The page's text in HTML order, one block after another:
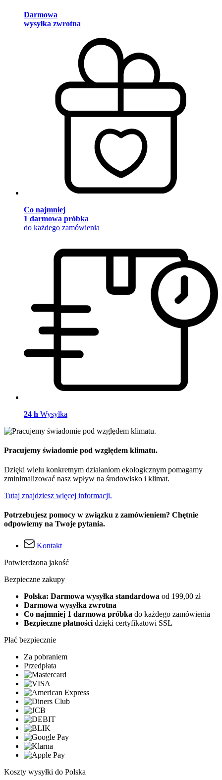
Darmowa
wysyłka zwrotna
Co najmniej
1 darmowa próbka
do każdego zamówienia
24 h Wysyłka
Pracujemy świadomie pod względem klimatu.
Dzięki wielu konkretnym działaniom ekologicznym pomagamy
zminimalizować nasz wpływ na środowisko i klimat.
Tutaj znajdziesz więcej informacji.
Potrzebujesz pomocy w związku z zamówieniem? Chętnie
odpowiemy na Twoje pytania.
Kontakt
Potwierdzona jakość
Bezpieczne zakupy
Polska: Darmowa wysyłka standardowa od 199,00 zł
Darmowa wysyłka zwrotna
Co najmniej 1 darmowa próbka do każdego zamówienia
Bezpieczne płatności dzięki certyfikatowi SSL
Płać bezpiecznie
Za pobraniem
Przedpłata
Koszty wysyłki do Polska